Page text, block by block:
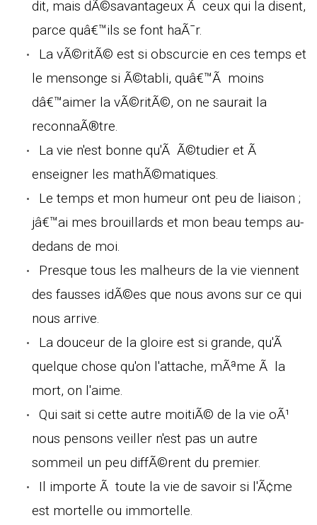
dit, mais dÃ©savantageux Ã ceux qui la disent,
parce quâ€™ils se font haÃ¯r.
La vÃ©ritÃ© est si obscurcie en ces temps et
le mensonge si Ã©tabli, quâ€™Ã moins
dâ€™aimer la vÃ©ritÃ©, on ne saurait la
reconnaÃ®tre.
La vie n'est bonne qu'Ã Ã©tudier et Ã
enseigner les mathÃ©matiques.
Le temps et mon humeur ont peu de liaison ;
jâ€™ai mes brouillards et mon beau temps au-
dedans de moi.
Presque tous les malheurs de la vie viennent
des fausses idÃ©es que nous avons sur ce qui
nous arrive.
La douceur de la gloire est si grande, qu'Ã
quelque chose qu'on l'attache, mÃªme Ã la
mort, on l'aime.
Qui sait si cette autre moitiÃ© de la vie oÃ¹
nous pensons veiller n'est pas un autre
sommeil un peu diffÃ©rent du premier.
Il importe Ã toute la vie de savoir si l'Ã¢me
est mortelle ou immortelle.